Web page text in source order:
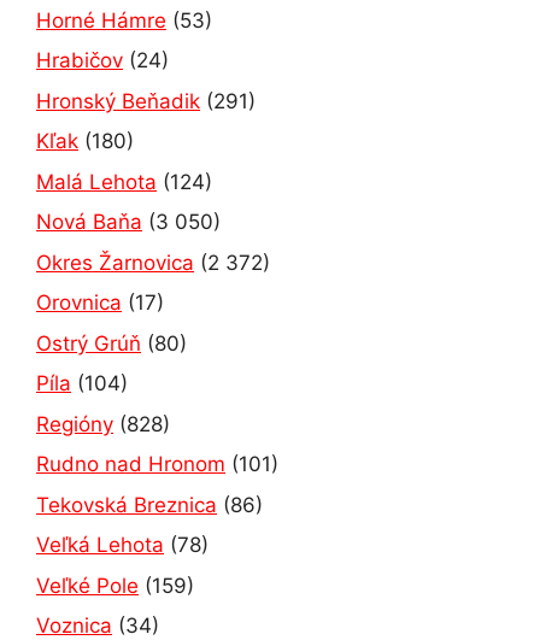
Horné Hámre (53)
Hrabičov (24)
Hronský Beňadik (291)
Kľak (180)
Malá Lehota (124)
Nová Baňa (3 050)
Okres Žarnovica (2 372)
Orovnica (17)
Ostrý Grúň (80)
Píla (104)
Regióny (828)
Rudno nad Hronom (101)
Tekovská Breznica (86)
Veľká Lehota (78)
Veľké Pole (159)
Voznica (34)